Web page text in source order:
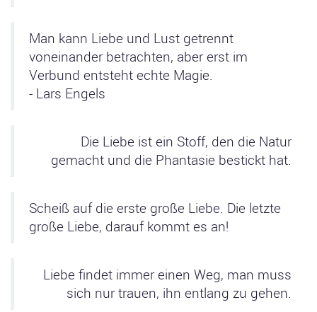
Man kann Liebe und Lust getrennt
voneinander betrachten, aber erst im
Verbund entsteht echte Magie.
- Lars Engels
Die Liebe ist ein Stoff, den die Natur
gemacht und die Phantasie bestickt hat.
Scheiß auf die erste große Liebe. Die letzte
große Liebe, darauf kommt es an!
Liebe findet immer einen Weg, man muss
sich nur trauen, ihn entlang zu gehen.